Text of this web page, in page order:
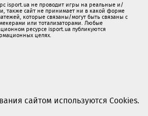
isport.ua не проводит игры на реальные и/
также сайт не принимает ни в какой форме
которые связаны/могут быть связаны c
или тотализаторами. Любые
ресурсе isport.ua публикуютcя
целях.
сайтом используются Cookies.